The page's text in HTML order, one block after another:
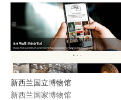
新西兰国立博物馆
新西兰国家博物馆